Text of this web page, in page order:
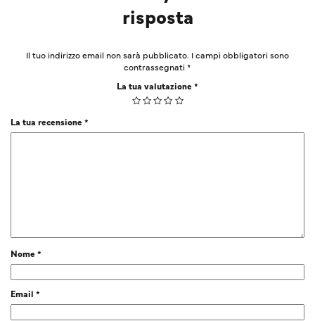
risposta
Il tuo indirizzo email non sarà pubblicato. I campi obbligatori sono
contrassegnati*
La tua valutazione*
La tua recensione*
Nome*
Email *